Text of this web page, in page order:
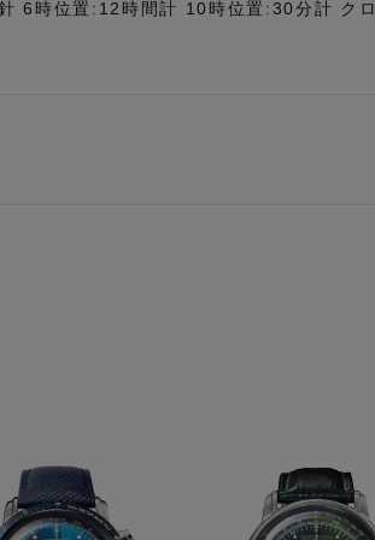
6時位置:12時間計 10時位置:30分計 クロ